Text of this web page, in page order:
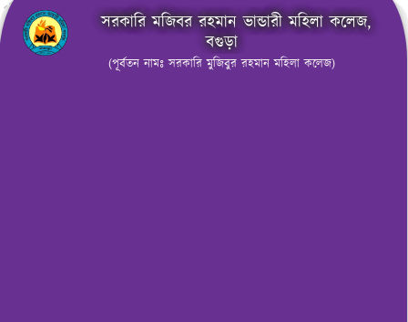
সরকারি মজিবর রহমান ভান্ডারী মহিলা কলেজ,
বগুড়া
(পূর্বতন নামঃ সরকারি মুজিবুর রহমান মহিলা কলেজ)